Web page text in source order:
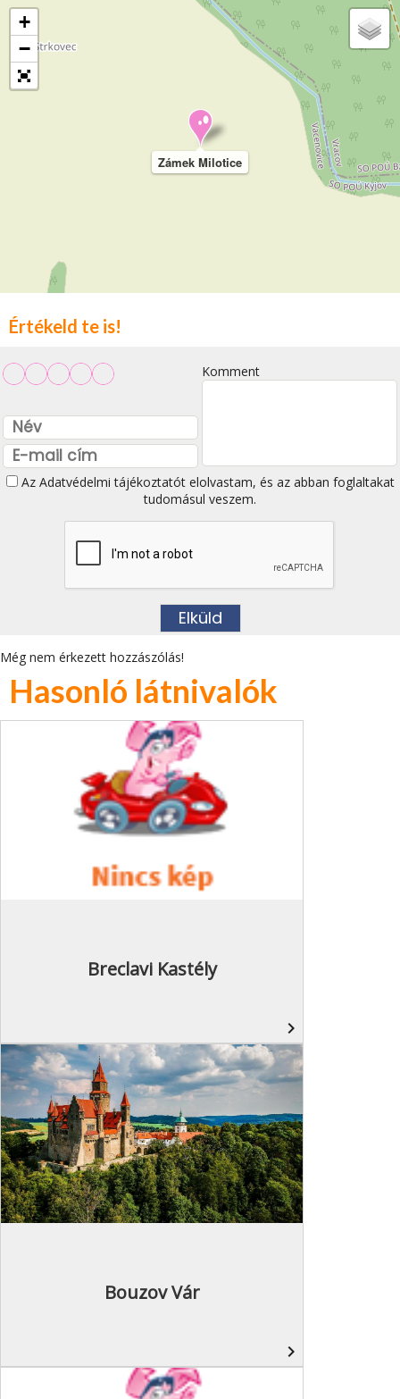
Zámek Milotice
+
−
Értékeld te is!
Komment
Az Adatvédelmi tájékoztatótelolvastam, és az abban foglaltakat
tudomásul veszem.
Még nem érkezett hozzászólás!
Hasonló látnivalók
Breclavi Kastély
navigate_next
Bouzov Vár
navigate_next